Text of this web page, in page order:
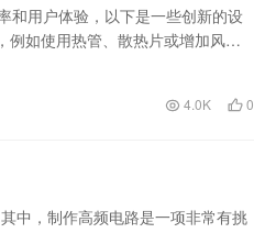
和用户体验，以下是一些创新的设
例如使用热管、散热片或增加风
4.0K 0
中，制作高频电路是一项非常有挑